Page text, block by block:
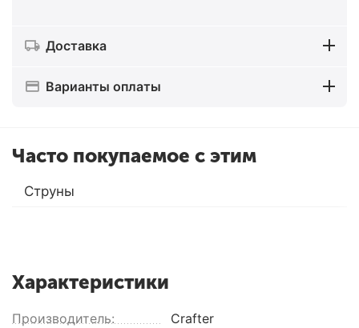
Доставка
Варианты оплаты
Часто покупаемое с этим
Струны
Характеристики
Производитель: Crafter